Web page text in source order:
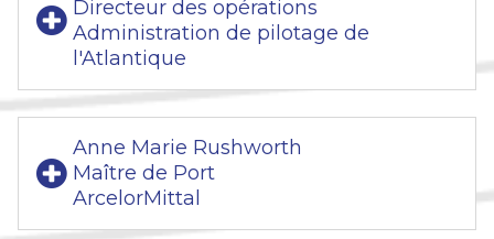
Directeur des opérations
Administration de pilotage de
l'Atlantique
Anne Marie Rushworth
Maître de Port
ArcelorMittal